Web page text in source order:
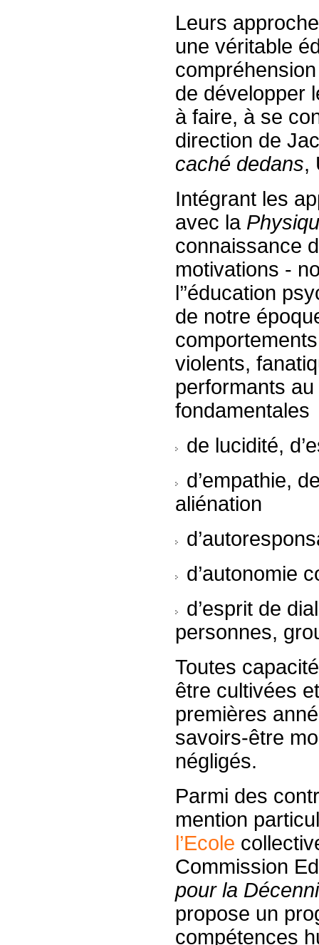
Leurs
une véritable
de développer
à faire, à se
direction de
caché dedans,
Intégrant les
avec la
connaissance
motivations -
l’’éducation
de notre
violents,
performants
fondamentales
de lucidité,
d’empathie,
aliénation
d’autonomie
d’esprit de
personnes,
Toutes
être cultivées
premières
savoirs-être
négligés.
Parmi des
mention
l’Ecole
Commission
pour la
propose un
compétences